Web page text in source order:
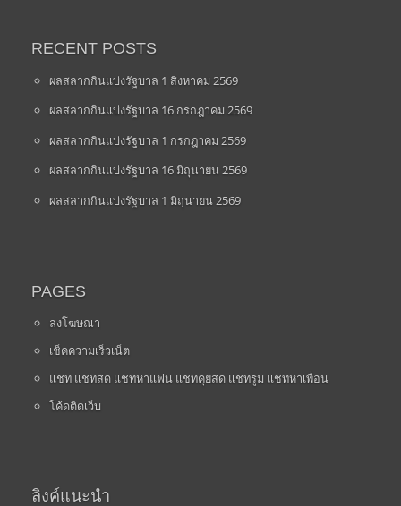
RECENT POSTS
ผลสลากกินแบ่งรัฐบาล 1 สิงหาคม 2569
ผลสลากกินแบ่งรัฐบาล 16 กรกฎาคม 2569
ผลสลากกินแบ่งรัฐบาล 1 กรกฎาคม 2569
ผลสลากกินแบ่งรัฐบาล 16 มิถุนายน 2569
ผลสลากกินแบ่งรัฐบาล 1 มิถุนายน 2569
PAGES
ลงโฆษณา
เช็คความเร็วเน็ต
แชท แชทสด แชทหาแฟน แชทคุยสด แชทรูม แชทหาเพื่อน
โค้ดติดเว็บ
ลิงค์แนะนำ